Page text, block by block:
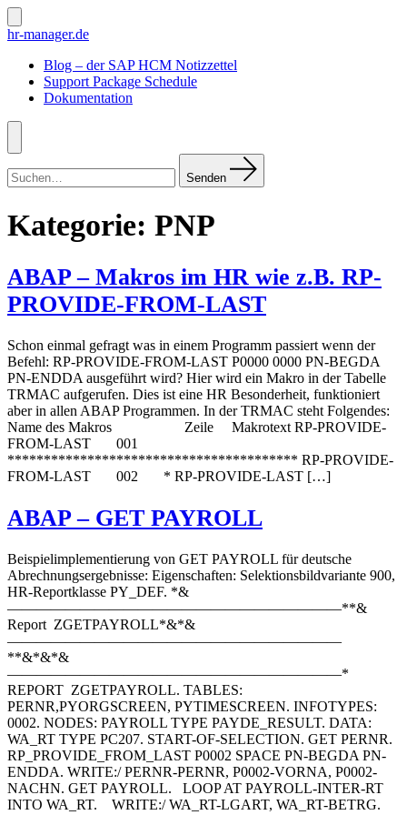
Zum
Inhalt
Suche
ein-/ausblenden
hr-manager.de
Blog – der SAP HCM Notizzettel
Support Package Schedule
Dokumentation
Menü
nach:
Senden
Kategorie: PNP
ABAP – Makros im HR wie z.B. RP-
PROVIDE-FROM-LAST
Schon einmal gefragt was in einem Programm passiert wenn der
Befehl: RP-PROVIDE-FROM-LAST P0000 0000 PN-BEGDA
PN-ENDDA ausgeführt wird? Hier wird ein Makro in der Tabelle
TRMAC aufgerufen. Dies ist eine HR Besonderheit, funktioniert
aber in allen ABAP Programmen. In der TRMAC steht Folgendes:
Name des Makros Zeile Makrotext RP-PROVIDE-
FROM-LAST 001
**************************************** RP-PROVIDE-
FROM-LAST 002 * RP-PROVIDE-LAST […]
ABAP – GET PAYROLL
Beispielimplementierung von GET PAYROLL für deutsche
Abrechnungsergebnisse: Eigenschaften: Selektionsbildvariante 900,
HR-Reportklasse PY_DEF. *&
———————————————————————**&
Report ZGETPAYROLL*&*&
———————————————————————
**&*&*&
———————————————————————*
REPORT ZGETPAYROLL. TABLES:
PERNR,PYORGSCREEN, PYTIMESCREEN. INFOTYPES:
0002. NODES: PAYROLL TYPE PAYDE_RESULT. DATA:
WA_RT TYPE PC207. START-OF-SELECTION. GET PERNR.
RP_PROVIDE_FROM_LAST P0002 SPACE PN-BEGDA PN-
ENDDA. WRITE:/ PERNR-PERNR, P0002-VORNA, P0002-
NACHN. GET PAYROLL. LOOP AT PAYROLL-INTER-RT
INTO WA_RT. WRITE:/ WA_RT-LGART, WA_RT-BETRG.